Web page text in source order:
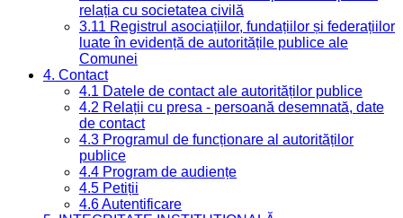
relația cu societatea civilă
3.11 Registrul asociațiilor, fundațiilor și federațiilor
luate în evidență de autoritățile publice ale
Comunei
4. Contact
4.1 Datele de contact ale autorităților publice
4.2 Relații cu presa - persoană desemnată, date
de contact
4.3 Programul de funcționare al autorităților
publice
4.4 Program de audiențe
4.5 Petiții
4.6 Autentificare